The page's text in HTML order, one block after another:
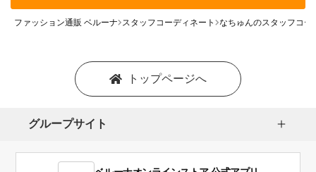
ファッション通販 ベルーナ スタッフコーディネート なちゅんのスタッフコー
トップページへ
グループサイト